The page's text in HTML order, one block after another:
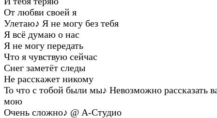
От любви своей я
Улетаю♪ Я не могу без тебя
Я всё думаю о нас
Я не могу передать
Что я чувствую сейчас
Снег заметёт следы
Не расскажет никому
То что с тобой были мы♪ Невозможно рассказать
мою
Очень сложно♪ @ А-Студио